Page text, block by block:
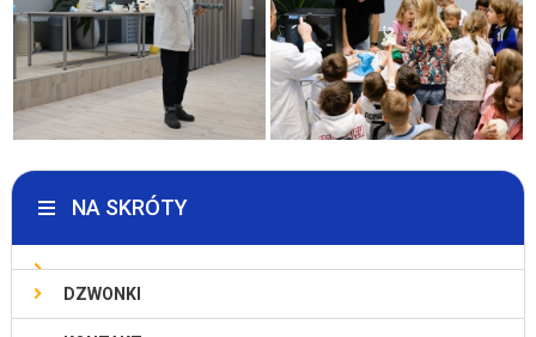
NA SKRÓTY
DZWONKI